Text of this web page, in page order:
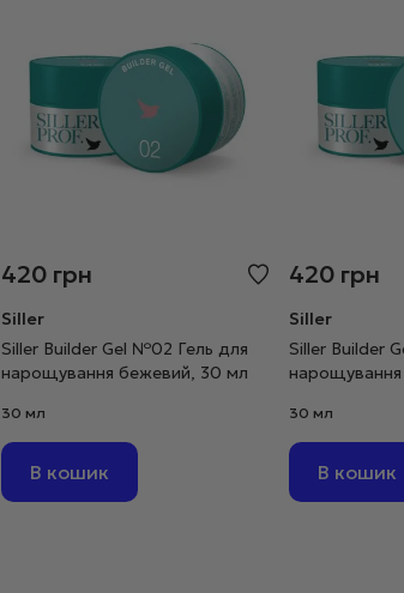
420 грн
Siller
Siller Builder Gel №02 Гель для
нарощування бежевий, 30 мл
30 мл
В кошик
420 грн
Siller
Siller Builder
нарощування
30 мл
В кошик